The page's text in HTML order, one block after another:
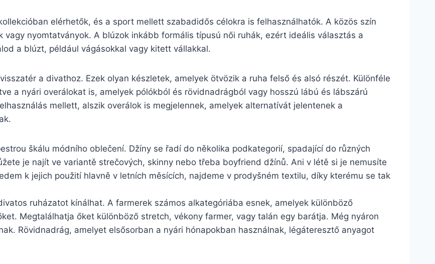
elérhetők, és a sport mellett szabadidős célokra is felhasználhatók. A közös szín
nyomtatványok. A blúzok inkább formális típusú női ruhák, ezért ideális választás a
a blúzt, például vágásokkal vagy kitett vállakkal.
a divathoz. Ezek olyan készletek, amelyek ötvözik a ruha felső és alsó részét. Különféle
a nyári overálokat is, amelyek pólókból és rövidnadrágból vagy hosszú lábú és lábszárú
mellett, alszik overálok is megjelennek, amelyek alternatívát jelentenek a
škálu módního oblečení. Džíny se řadí do několika podkategorií, spadající do různých
je najít ve variantě strečových, skinny nebo třeba boyfriend džínů. Ani v létě si je nemusíte
k jejich použití hlavně v letních měsících, najdeme v prodyšném textilu, díky kterému se tak
ruházatot kínálhat. A farmerek számos alkategóriába esnek, amelyek különböző
Megtalálhatja őket különböző stretch, vékony farmer, vagy talán egy barátja. Még nyáron
Rövidnadrág, amelyet elsősorban a nyári hónapokban használnak, légáteresztő anyagot